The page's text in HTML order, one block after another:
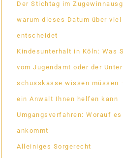
Der Stich­tag im
warum die­ses Da­tum über viel
entscheidet
Kin­des­un­ter­halt in Köln: Was
vom Ju­gend­amt oder der
schuss­kasse wis­sen müs­sen
ein An­walt Ih­nen hel­fen kann
Um­gangs­ver­fah­ren: Wor­auf
ankommt
Al­lei­ni­ges Sorgerecht